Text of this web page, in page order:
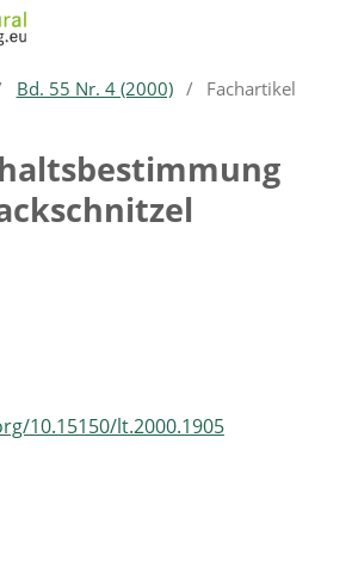
Bd. 55 Nr. 4 (2000) / Fachartikel
10.15150/lt.2000.1905